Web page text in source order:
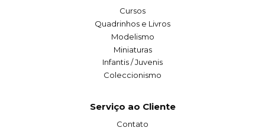
Cursos
Quadrinhos e Livros
Modelismo
Miniaturas
Infantis / Juvenis
Coleccionismo
Serviço ao Cliente
Contato